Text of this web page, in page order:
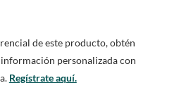
de este producto, obtén
personalizada con
Regístrate aquí.